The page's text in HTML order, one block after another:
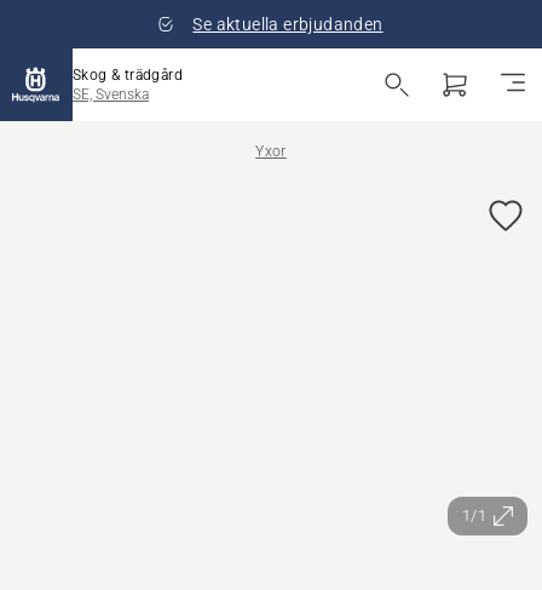
Se aktuella erbjudanden
Skog & trädgård
SE, Svenska
Yxor
1/1